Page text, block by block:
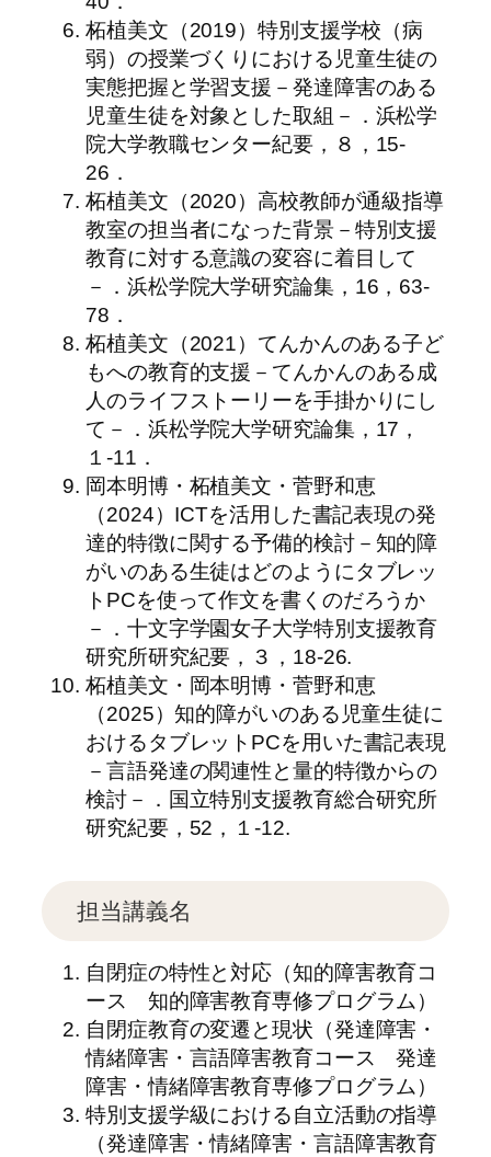
柘植美文（2019）特別支援学校（病
弱）の授業づくりにおける児童生徒の
実態把握と学習支援－発達障害のある
児童生徒を対象とした取組－．浜松学
院大学教職センター紀要，８，15-
26．
柘植美文（2020）高校教師が通級指導
教室の担当者になった背景－特別支援
教育に対する意識の変容に着目して
－．浜松学院大学研究論集，16，63-
78．
柘植美文（2021）てんかんのある子ど
もへの教育的支援－てんかんのある成
人のライフストーリーを手掛かりにし
て－．浜松学院大学研究論集，17，
１-11．
岡本明博・柘植美文・菅野和恵
（2024）ICTを活用した書記表現の発
達的特徴に関する予備的検討－知的障
がいのある生徒はどのようにタブレッ
トPCを使って作文を書くのだろうか
－．十文字学園女子大学特別支援教育
研究所研究紀要，３，18-26.
柘植美文・岡本明博・菅野和恵
（2025）知的障がいのある児童生徒に
おけるタブレットPCを用いた書記表現
－言語発達の関連性と量的特徴からの
検討－．国立特別支援教育総合研究所
研究紀要，52，１-12.
担当講義名
自閉症の特性と対応（知的障害教育コ
ース 知的障害教育専修プログラム）
自閉症教育の変遷と現状（発達障害・
情緒障害・言語障害教育コース 発達
障害・情緒障害教育専修プログラム）
特別支援学級における自立活動の指導
（発達障害・情緒障害・言語障害教育